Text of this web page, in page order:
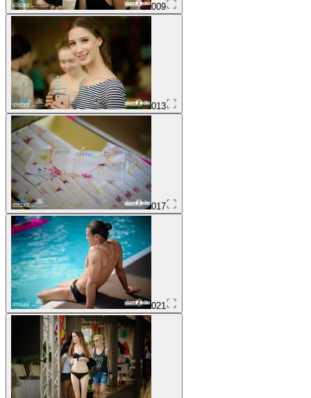
009
013
017
021